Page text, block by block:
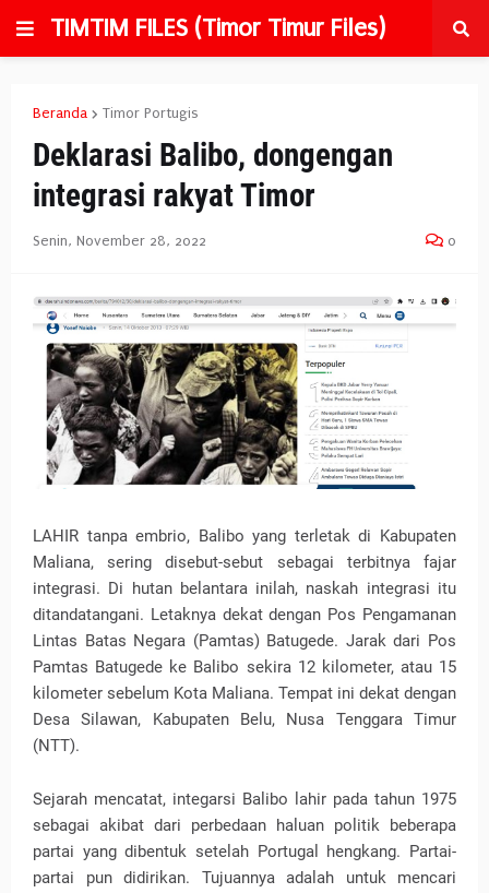
TIMTIM FILES (Timor Timur Files)
Beranda Timor Portugis
Deklarasi Balibo, dongengan
integrasi rakyat Timor
Senin, November 28, 2022 0
LAHIR tanpa embrio, Balibo yang terletak di Kabupaten
Maliana, sering disebut-sebut sebagai terbitnya fajar
integrasi. Di hutan belantara inilah, naskah integrasi itu
ditandatangani. Letaknya dekat dengan Pos Pengamanan
Lintas Batas Negara (Pamtas) Batugede. Jarak dari Pos
Pamtas Batugede ke Balibo sekira 12 kilometer, atau 15
kilometer sebelum Kota Maliana. Tempat ini dekat dengan
Desa Silawan, Kabupaten Belu, Nusa Tenggara Timur
(NTT).
Sejarah mencatat, integarsi Balibo lahir pada tahun 1975
sebagai akibat dari perbedaan haluan politik beberapa
partai yang dibentuk setelah Portugal hengkang. Partai-
partai pun didirikan. Tujuannya adalah untuk mencari